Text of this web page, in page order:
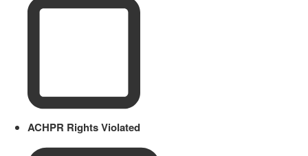
ACHPR Rights Violated